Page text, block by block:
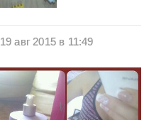
19 авг 2015 в 11:49